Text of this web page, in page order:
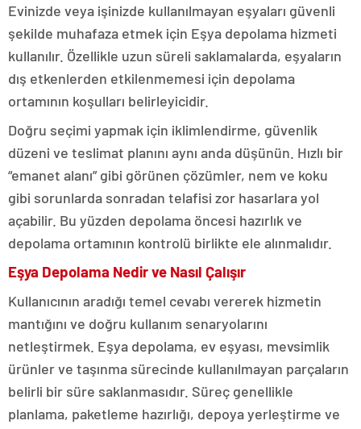
Evinizde veya işinizde kullanılmayan eşyaları güvenli
şekilde muhafaza etmek için Eşya depolama hizmeti
kullanılır. Özellikle uzun süreli saklamalarda, eşyaların
dış etkenlerden etkilenmemesi için depolama
ortamının koşulları belirleyicidir.
Doğru seçimi yapmak için iklimlendirme, güvenlik
düzeni ve teslimat planını aynı anda düşünün. Hızlı bir
“emanet alanı” gibi görünen çözümler, nem ve koku
gibi sorunlarda sonradan telafisi zor hasarlara yol
açabilir. Bu yüzden depolama öncesi hazırlık ve
depolama ortamının kontrolü birlikte ele alınmalıdır.
Eşya Depolama Nedir ve Nasıl Çalışır
Kullanıcının aradığı temel cevabı vererek hizmetin
mantığını ve doğru kullanım senaryolarını
netleştirmek. Eşya depolama, ev eşyası, mevsimlik
ürünler ve taşınma sürecinde kullanılmayan parçaların
belirli bir süre saklanmasıdır. Süreç genellikle
planlama, paketleme hazırlığı, depoya yerleştirme ve